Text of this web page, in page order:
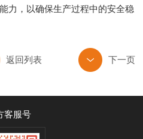
力，以确保生产过程中的安全稳
返回列表
客服号